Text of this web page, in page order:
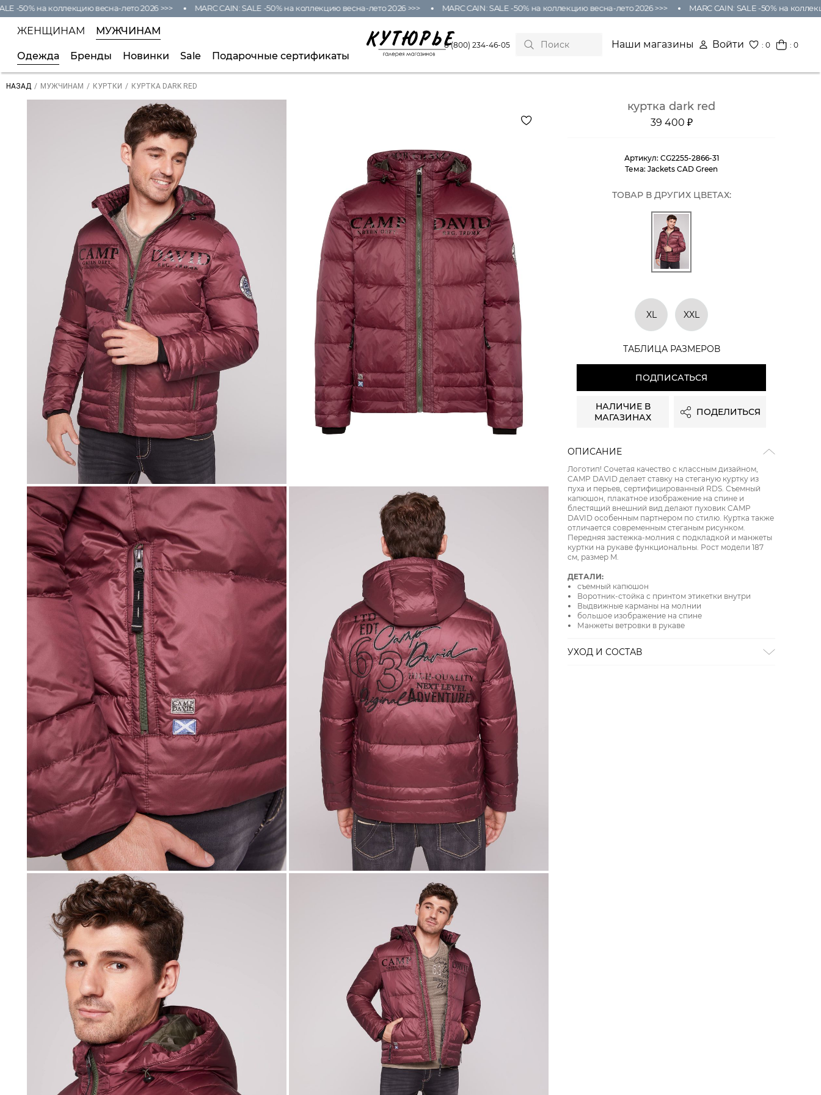
-50% на коллекцию весна-лето 2026 >>> MARC CAIN: SALE -50% на коллекцию весна-лето 2026 >>> MARC CAIN: SALE -50% на коллекцию весна-лето 2026 >>> MARC CAIN: SALE -50% на
ЖЕНЩИНАМ МУЖЧИНАМ
Одежда Бренды Новинки Sale Подарочные сертификаты
8 (800) 234-46-05 Наши магазины Войти :0 : 0
НАЗАД / МУЖЧИНАМ / КУРТКИ / КУРТКА DARK RED
куртка dark red
39 400 ₽
Артикул: CG2255-2866-31
Тема:Jackets CAD Green
ТОВАР В ДРУГИХ ЦВЕТАХ:
XL XXL
ТАБЛИЦА РАЗМЕРОВ
ПОДПИСАТЬСЯ
НАЛИЧИЕ В
МАГАЗИНАХ
ПОДЕЛИТЬСЯ
ОПИСАНИЕ
Логотип! Сочетая качество с классным дизайном,
CAMP DAVID делает ставку на стеганую куртку из
пуха и перьев, сертифицированный RDS. Съемный
капюшон, плакатное изображение на спине и
блестящий внешний вид делают пуховик CAMP
DAVID особенным партнером по стилю. Куртка также
отличается современным стеганым рисунком.
Передняя застежка-молния с подкладкой и манжеты
куртки на рукаве функциональны. Рост модели 187
см, размер M.
ДЕТАЛИ:
съемный капюшон
Воротник-стойка с принтом этикетки внутри
Выдвижные карманы на молнии
большое изображение на спине
Манжеты ветровки в рукаве
УХОД И СОСТАВ